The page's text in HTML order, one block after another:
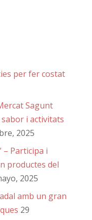
per fer costat
Sagunt
i activitats
2025
– Participa i
productes del
2025
amb un gran
29